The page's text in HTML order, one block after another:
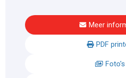
Meer
PDF
Foto's